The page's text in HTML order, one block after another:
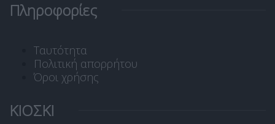
Πληροφορίες
Ταυτότητα
Πολιτική απορρήτου
Όροι χρήσης
ΚΙΟΣΚΙ